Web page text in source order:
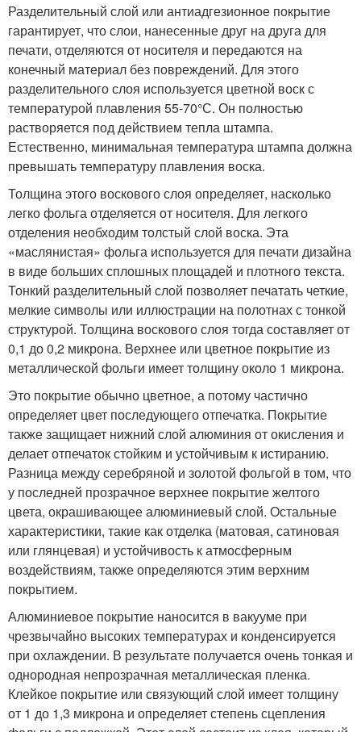
Разделительный слой или антиадгезионное покрытие
гарантирует, что слои, нанесенные друг на друга для
печати, отделяются от носителя и передаются на
конечный материал без повреждений. Для этого
разделительного слоя используется цветной воск с
температурой плавления 55-70°С. Он полностью
растворяется под действием тепла штампа.
Естественно, минимальная температура штампа должна
превышать температуру плавления воска.
Толщина этого воскового слоя определяет, насколько
легко фольга отделяется от носителя. Для легкого
отделения необходим толстый слой воска. Эта
«маслянистая» фольга используется для печати дизайна
в виде больших сплошных площадей и плотного текста.
Тонкий разделительный слой позволяет печатать четкие,
мелкие символы или иллюстрации на полотнах с тонкой
структурой. Толщина воскового слоя тогда составляет от
0,1 до 0,2 микрона. Верхнее или цветное покрытие из
металлической фольги имеет толщину около 1 микрона.
Это покрытие обычно цветное, а потому частично
определяет цвет последующего отпечатка. Покрытие
также защищает нижний слой алюминия от окисления и
делает отпечаток стойким и устойчивым к истиранию.
Разница между серебряной и золотой фольгой в том, что
у последней прозрачное верхнее покрытие желтого
цвета, окрашивающее алюминиевый слой. Остальные
характеристики, такие как отделка (матовая, сатиновая
или глянцевая) и устойчивость к атмосферным
воздействиям, также определяются этим верхним
покрытием.
Алюминиевое покрытие наносится в вакууме при
чрезвычайно высоких температурах и конденсируется
при охлаждении. В результате получается очень тонкая и
однородная непрозрачная металлическая пленка.
Клейкое покрытие или связующий слой имеет толщину
от 1 до 1,3 микрона и определяет степень сцепления